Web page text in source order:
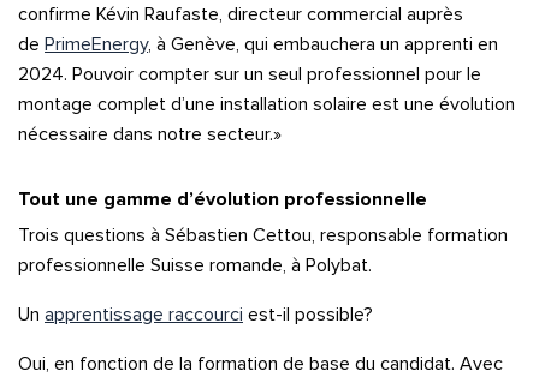
confirme Kévin Raufaste, directeur commercial auprès
de PrimeEnergy, à Genève, qui embauchera un apprenti en
2024. Pouvoir compter sur un seul professionnel pour le
montage complet d’une installation solaire est une évolution
nécessaire dans notre secteur.»
Tout une gamme d’évolution professionnelle
Trois questions à Sébastien Cettou, responsable formation
professionnelle Suisse romande, à Polybat.
Un apprentissage raccourci est-il possible?
Oui, en fonction de la formation de base du candidat. Avec